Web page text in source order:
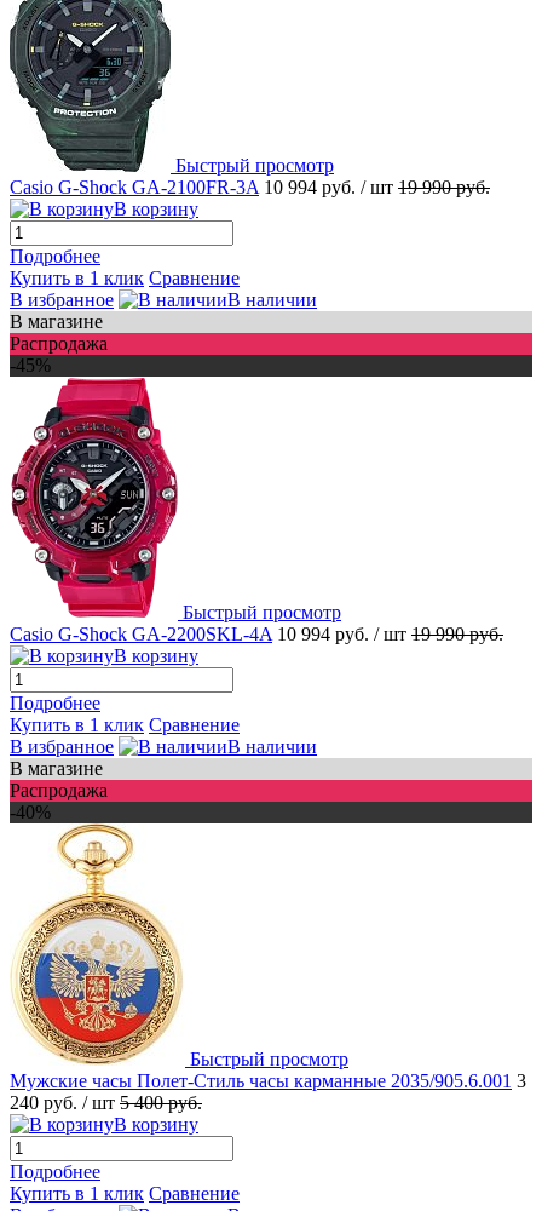
Быстрый просмотр
Casio G-Shock GA-2100FR-3A 10 994 руб. / шт 19 990 руб.
В корзину
Подробнее
Купить в 1 клик Сравнение
В избранное
В наличии
В магазине
Распродажа
-45%
Быстрый просмотр
Casio G-Shock GA-2200SKL-4A 10 994 руб. / шт 19 990 руб.
В корзину
Подробнее
Купить в 1 клик Сравнение
В избранное
В наличии
В магазине
Распродажа
-40%
Быстрый просмотр
Мужские часы Полет-Стиль часы карманные 2035/905.6.001 3
240 руб. / шт 5 400 руб.
В корзину
Подробнее
Купить в 1 клик Сравнение